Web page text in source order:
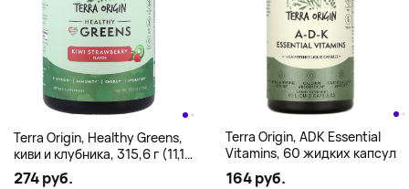
Terra Origin, Healthy Greens,
киви и клубника, 315,6 г (11,13
унции)
274 руб.
Terra Origin, ADK Essential
Vitamins, 60 жидких капсул
164 руб.